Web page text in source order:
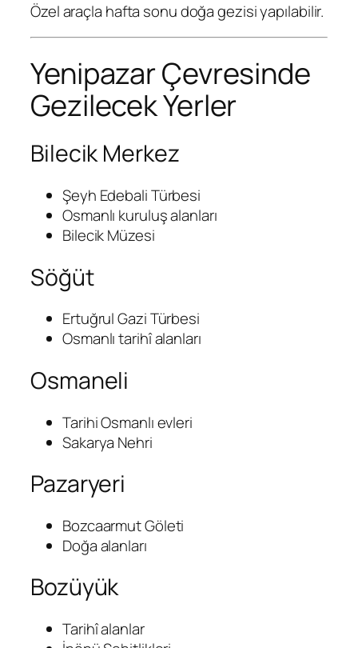
Özel araçla hafta sonu doğa gezisi yapılabilir.
Yenipazar Çevresinde
Gezilecek Yerler
Bilecik Merkez
Şeyh Edebali Türbesi
Osmanlı kuruluş alanları
Bilecik Müzesi
Söğüt
Ertuğrul Gazi Türbesi
Osmanlı tarihî alanları
Osmaneli
Tarihi Osmanlı evleri
Sakarya Nehri
Pazaryeri
Bozcaarmut Göleti
Doğa alanları
Bozüyük
Tarihî alanlar